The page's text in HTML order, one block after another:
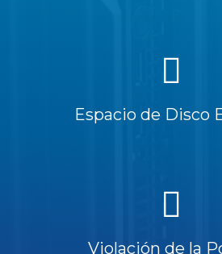
Espacio de Disco
Violación de la